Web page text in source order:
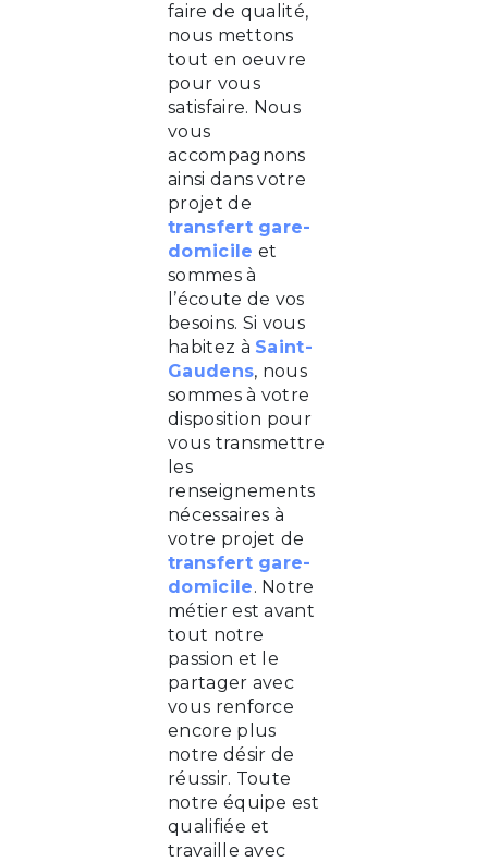
faire de qualité,
nous mettons
tout en oeuvre
pour vous
satisfaire. Nous
vous
accompagnons
ainsi dans votre
projet de
transfert gare-
domicile et
sommes à
l’écoute de vos
besoins. Si vous
habitez à Saint-
Gaudens, nous
sommes à votre
disposition pour
vous transmettre
les
renseignements
nécessaires à
votre projet de
transfert gare-
domicile. Notre
métier est avant
tout notre
passion et le
partager avec
vous renforce
encore plus
notre désir de
réussir. Toute
notre équipe est
qualifiée et
travaille avec